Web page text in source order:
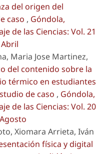
del origen del
caso , Góndola,
de las Ciencias: Vol. 21
Maria Jose Martinez,
del contenido sobre la
térmico en estudiantes
de caso , Góndola,
de las Ciencias: Vol. 20
Xiomara Arrieta, Iván
física y digital